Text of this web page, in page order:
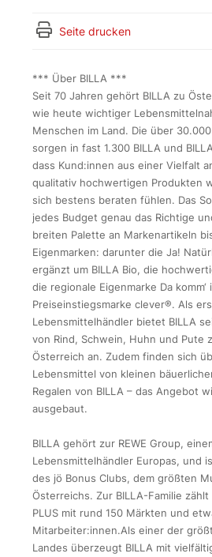
Seite drucken
*** Über BILLA ***
Seit 70 Jahren gehört BILLA zu
wie heute wichtiger
Menschen im Land. Die über
sorgen in fast 1.300 BILLA und
dass Kund:innen aus einer Vielfalt
qualitativ hochwertigen Produkten
sich bestens beraten fühlen. Das
jedes Budget genau das Richtige
breiten Palette an Markenartikeln
Eigenmarken: darunter die Ja!
ergänzt um BILLA Bio, die
die regionale Eigenmarke Da
Preiseinstiegsmarke clever®. Als
Lebensmittelhändler bietet BILLA
von Rind, Schwein, Huhn und Pute
Österreich an. Zudem finden sich
Lebensmittel von kleinen
Regalen von BILLA – das Angebot
ausgebaut.
BILLA gehört zur REWE Group,
Lebensmittelhändler Europas, und
des jö Bonus Clubs, dem größten
Österreichs. Zur BILLA-Familie zählt
PLUS mit rund 150 Märkten und
Mitarbeiter:innen.Als einer der
Landes überzeugt BILLA mit